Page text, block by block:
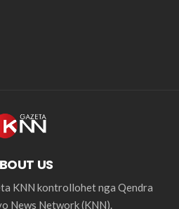
US
KNN kontrollohet nga Qendra
News Network (KNN).